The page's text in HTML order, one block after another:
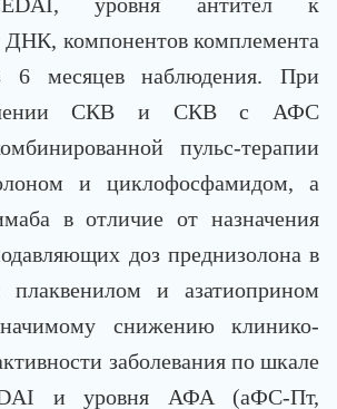
ДНК, компонентов комплемента
месяцев наблюдения. При
СКВ и СКВ с АФС
пульс-терапии
и циклофосфамидом, а
в отличие от назначения
доз преднизолона в
и азатиоприном
снижению клинико-
заболевания по шкале
и уровня АФА (аФС-Пт,